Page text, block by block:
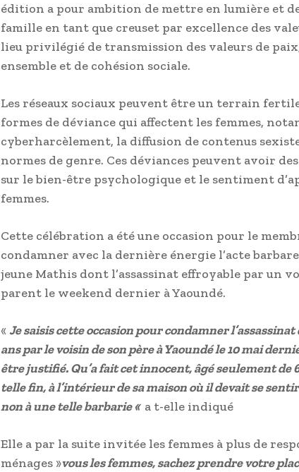
édition a pour ambition de mettre en lumière et
famille en tant que creuset par excellence des
lieu privilégié de transmission des valeurs de
ensemble et de cohésion sociale.
Les réseaux sociaux peuvent être un terrain
formes de déviance qui affectent les femmes,
cyberharcèlement, la diffusion de contenus
normes de genre. Ces déviances peuvent avoir
sur le bien-être psychologique et le sentiment
femmes.
Cette célébration a été une occasion pour le
condamner avec la dernière énergie l’acte
jeune Mathis dont l’assassinat effroyable par un
parent le weekend dernier à Yaoundé.
«Je saisis cette occasion pour condamner
ans par le voisin de son père à Yaoundé le 10 mai
être justifié. Qu’a fait cet innocent, âgé seulement de
telle fin, à l’intérieur de sa maison où il devait se
non à une telle barbarie « a t-elle indiqué
Elle a par la suite invitée les femmes à plus de
ménages »vous les femmes, sachez prendre votre